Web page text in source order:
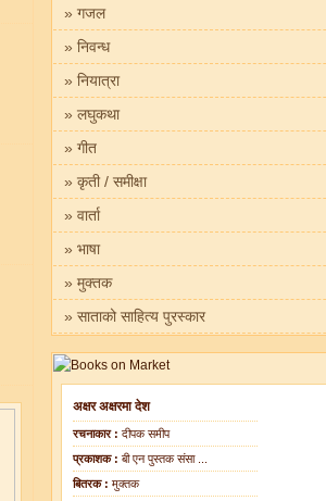
» गजल
» निवन्ध
» नियात्रा
» लघुकथा
» गीत
» कृती / समीक्षा
» वार्ता
» भाषा
» मुक्तक
» साताको साहित्य पुरस्कार
अक्षर अक्षरमा देश
रचनाकार : दीपक समीप
प्रकाशक : बी एन पुस्तक संसा ...
बितरक : मुक्तक